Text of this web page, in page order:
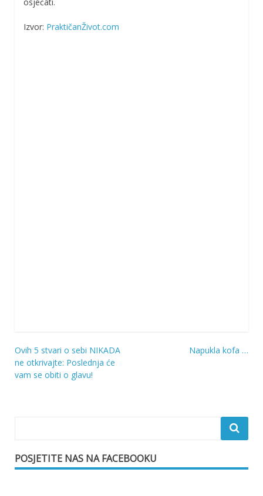
Izvor: PraktičanŽivot.com
Navigacija
objava
Ovih 5 stvari o sebi NIKADA
ne otkrivajte: Poslednja će
vam se obiti o glavu!
Napukla kofa …
POSJETITE NAS NA FACEBOOKU